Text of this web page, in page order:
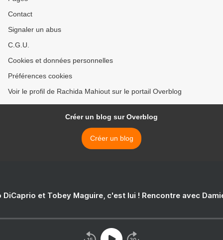
Contact
Signaler un abus
C.G.U.
Cookies et données personnelles
Préférences cookies
Voir le profil de Rachida Mahiout sur le portail Overblog
Créer un blog sur Overblog
Créer un blog
DiCaprio et Tobey Maguire, c'est lui ! Rencontre avec